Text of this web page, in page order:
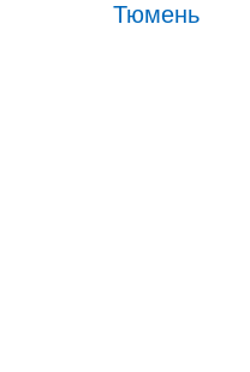
Тюмень